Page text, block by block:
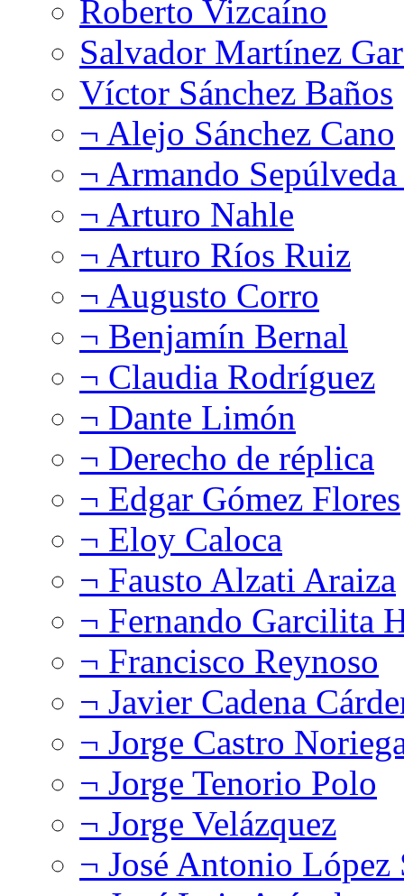
Roberto Vizcaíno
Salvador Martínez
Víctor Sánchez Baños
¬ Alejo Sánchez Cano
¬ Armando
¬ Arturo Nahle
¬ Arturo Ríos Ruiz
¬ Augusto Corro
¬ Benjamín Bernal
¬ Claudia Rodríguez
¬ Dante Limón
¬ Derecho de réplica
¬ Edgar Gómez Flores
¬ Eloy Caloca
¬ Fausto Alzati Araiza
¬ Fernando Garcilita
¬ Francisco Reynoso
¬ Javier Cadena
¬ Jorge Castro
¬ Jorge Tenorio Polo
¬ Jorge Velázquez
¬ José Antonio López